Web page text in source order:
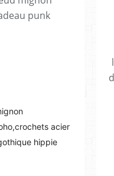
acier
hippie